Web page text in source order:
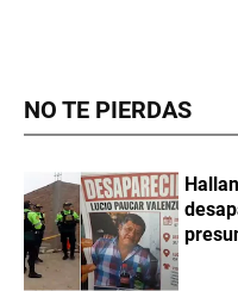
NO TE PIERDAS